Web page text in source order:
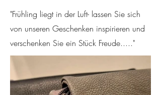
"Frühling liegt in der Luft- lassen Sie sich
von unseren Geschenken inspirieren und
verschenken Sie ein Stück Freude....."